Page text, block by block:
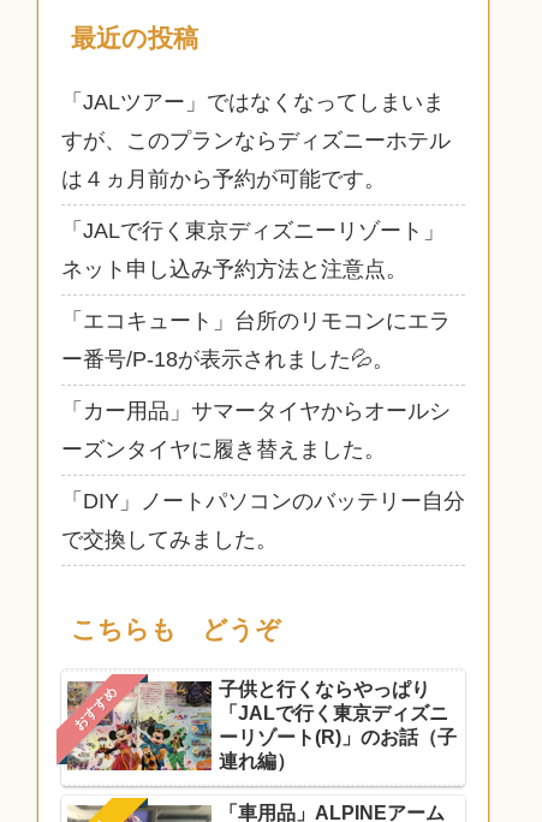
最近の投稿
「JALツアー」ではなくなってしまいま
すが、このプランならディズニーホテル
は４ヵ月前から予約が可能です。
「JALで行く東京ディズニーリゾート」
ネット申し込み予約方法と注意点。
「エコキュート」台所のリモコンにエラ
ー番号/P-18が表示されました💦。
「カー用品」サマータイヤからオールシ
ーズンタイヤに履き替えました。
「DIY」ノートパソコンのバッテリー自分
で交換してみました。
こちらも どうぞ
おすすめ
子供と行くならやっぱり
「JALで行く東京ディズニ
ーリゾート(R)」のお話（子
連れ編）
「車用品」ALPINEアーム